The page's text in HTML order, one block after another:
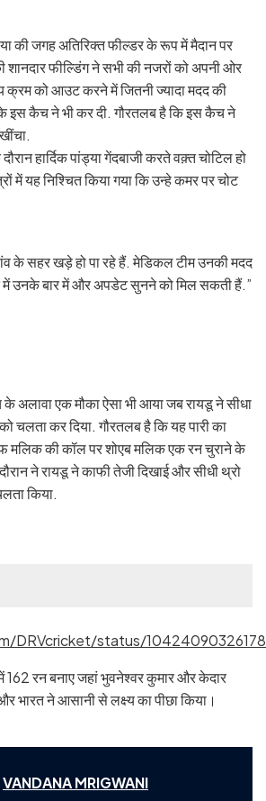
की जगह अतिरिक्त फील्डर के रूप में मैदान पर
शानदार फील्डिंग ने सभी की नजरों को अपनी ओर
क्रम को आउट करने में जितनी ज्यादा मदद की
के इस कैच ने भी कर दी. गौरतलब है कि इस कैच ने
हार्दिक पांड्या गेंदबाजी करते वक़्त चोटिल हो
में यह निश्चित किया गया कि उन्हे कमर पर चोट
के सहर खड़े हो पा रहे हैं. मेडिकल टीम उनकी मदद
उनके बार में और अपडेट सुनने को मिल सकती हैं.”
अलावा एक मौका ऐसा भी आया जब रायडू ने सीधा
चलता कर दिया. गौरतलब है कि यह पारी का
मलिक की कॉल पर शोएब मलिक एक रन चुराने के
ने रायडू ने काफी तेजी दिखाई और सीधी थ्रो
किया.
DRVcricket/status/
162 रन बनाए जहां भुवनेश्वर कुमार और केदार
भारत ने आसानी से लक्ष्य का पीछा किया।
VANDANA MRIGWANI